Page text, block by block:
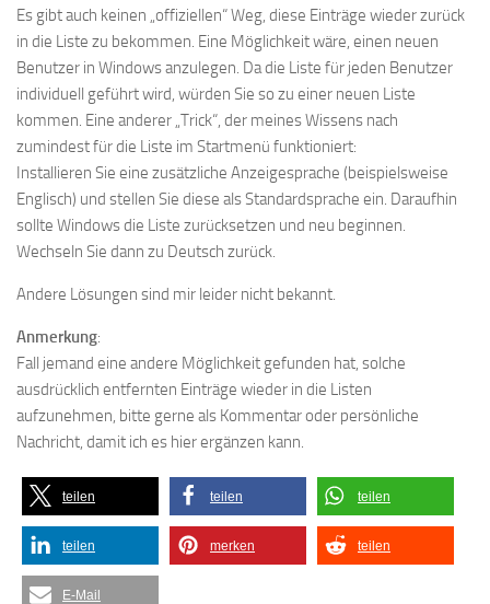
Es gibt auch keinen „offiziellen“ Weg, diese Einträge wieder zurück
in die Liste zu bekommen. Eine Möglichkeit wäre, einen neuen
Benutzer in Windows anzulegen. Da die Liste für jeden Benutzer
individuell geführt wird, würden Sie so zu einer neuen Liste
kommen. Eine anderer „Trick“, der meines Wissens nach
zumindest für die Liste im Startmenü funktioniert:
Installieren Sie eine zusätzliche Anzeigesprache (beispielsweise
Englisch) und stellen Sie diese als Standardsprache ein. Daraufhin
sollte Windows die Liste zurücksetzen und neu beginnen.
Wechseln Sie dann zu Deutsch zurück.
Andere Lösungen sind mir leider nicht bekannt.
Anmerkung:
Fall jemand eine andere Möglichkeit gefunden hat, solche
ausdrücklich entfernten Einträge wieder in die Listen
aufzunehmen, bitte gerne als Kommentar oder persönliche
Nachricht, damit ich es hier ergänzen kann.
teilen teilen teilen
teilen merken teilen
E-Mail